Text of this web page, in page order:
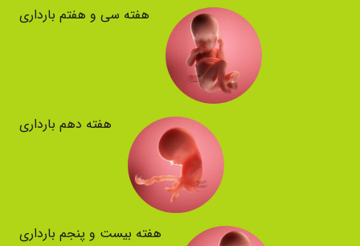
هفته سی و هفتم بارداری
هفته دهم بارداری
هفته بیست و پنجم بارداری